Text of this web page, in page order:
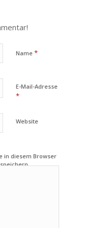
Name *
E-Mail-Adresse
*
Website
in diesem Browser